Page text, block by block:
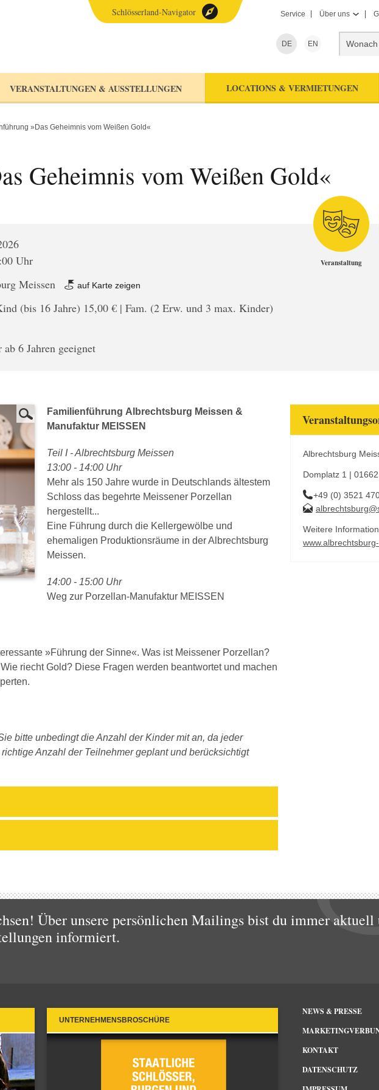
Service Über uns
DE EN
VERANSTALTUNGEN & AUSSTELLUNGEN LOCATIONS & VERMIETUNGEN
Schlösserland-Navigator
»Das Geheimnis vom Weißen Gold«
Geheimnis vom Weißen Gold«
Uhr
Meissen auf Karte zeigen
(bis 16 Jahre) 15,00 € | Fam. (2 Erw. und 3 max. Kinder)
6 Jahren geeignet
Veranstaltung
Familienführung Albrechtsburg Meissen &
Manufaktur MEISSEN
Teil I - Albrechtsburg Meissen
13:00 - 14:00 Uhr
Mehr als 150 Jahre wurde in Deutschlands ältestem
Schloss das begehrte Meissener Porzellan
hergestellt...
Eine Führung durch die Kellergewölbe und
ehemaligen Produktionsräume in der Albrechtsburg
Meissen.
14:00 - 15:00 Uhr
Weg zur Porzellan-Manufaktur MEISSEN
»Führung der Sinne«. Was ist Meissener Porzellan?
riecht Gold? Diese Fragen werden beantwortet und machen
bitte unbedingt die Anzahl der Kinder mit an, da jeder
Anzahl der Teilnehmer geplant und berücksichtigt
Albrechtsburg
Domplatz 1 |
+49 (0) 3521
Weitere
Über unsere persönlichen Mailings bist du immer
informiert.
UNTERNEHMENSBROSCHÜRE
NEWS & PRESSE
KONTAKT
DATENSCHUTZ